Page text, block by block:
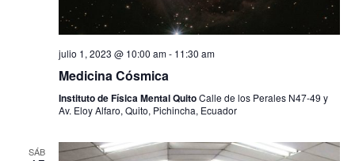
ó
d
b
n
v
s
julio 1, 2023 @ 10:00 am- 11:30 am
Medicina Cósmica
Instituto de Física Mental QuitoCalle de los Perales N47-49 y
Av. Eloy Alfaro, Quito, Pichincha, Ecuador
SÁB